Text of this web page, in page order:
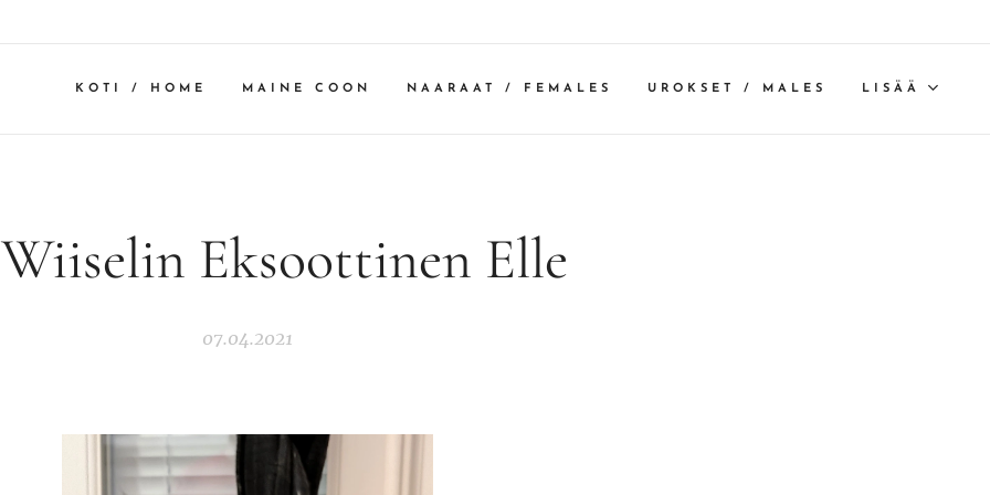
KOTI / HOME MAINE COON NAARAAT / FEMALES UROKSET / MALES LISÄÄ
Eksoottinen Elle
07.04.2021